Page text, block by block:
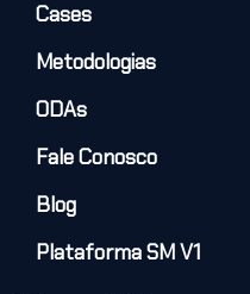
Cases
Metodologias
ODAs
Fale Conosco
Blog
Plataforma SM V1